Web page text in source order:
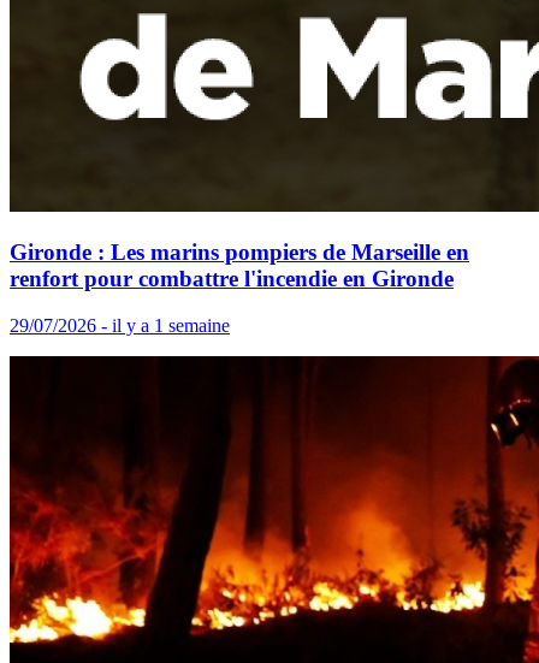
Gironde : Les marins pompiers de Marseille en
renfort pour combattre l'incendie en Gironde
29/07/2026 - il y a 1 semaine